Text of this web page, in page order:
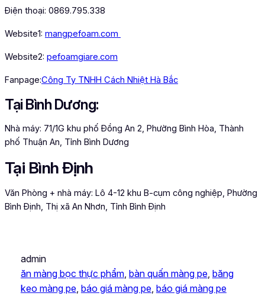
Điện thoại: 0869.795.338
Website1: mangpefoam.com
Website2: pefoamgiare.com
Fanpage:Công Ty TNHH Cách Nhiệt Hà Bắc
Tại Bình Dương:
Nhà máy: 71/1G khu phố Đồng An 2, Phường Bình Hòa, Thành
phố Thuận An, Tỉnh Bình Dương
Tại Bình Định
Văn Phòng + nhà máy: Lô 4-12 khu B-cụm công nghiệp, Phường
Bình Định, Thị xã An Nhơn, Tỉnh Bình Định
admin
ăn màng bọc thực phẩm, bàn quấn màng pe, băng
keo màng pe, báo giá màng pe, báo giá màng pe